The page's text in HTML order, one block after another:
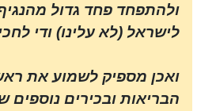
ולהתפחד פחד גדול
לישראל (לא עלינו) ודי
ואכן מספיק לשמוע את
הבריאות ובכירים נוספים